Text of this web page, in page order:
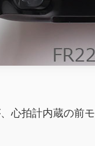
心拍計内蔵の前